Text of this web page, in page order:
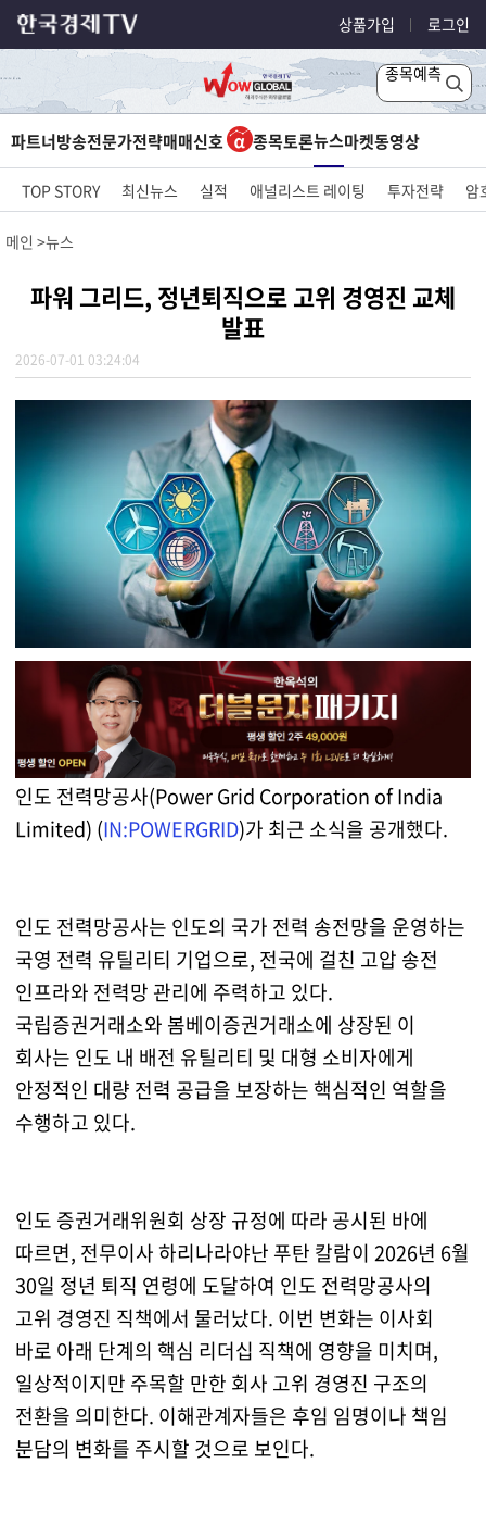
상품가입 로그인
종목예측
파트너방송전문가전략매매신호 종목토론뉴스마켓동영상
TOP STORY 최신뉴스 실적 애널리스트 레이팅 투자전략 암
메인 뉴스
파워 그리드, 정년퇴직으로 고위 경영진 교체
발표
2026-07-01 03:24:04
인도 전력망공사(Power Grid Corporation of India
Limited) (IN:POWERGRID)가 최근 소식을 공개했다.
인도 전력망공사는 인도의 국가 전력 송전망을 운영하는
국영 전력 유틸리티 기업으로, 전국에 걸친 고압 송전
인프라와 전력망 관리에 주력하고 있다.
국립증권거래소와 봄베이증권거래소에 상장된 이
회사는 인도 내 배전 유틸리티 및 대형 소비자에게
안정적인 대량 전력 공급을 보장하는 핵심적인 역할을
수행하고 있다.
인도 증권거래위원회 상장 규정에 따라 공시된 바에
따르면, 전무이사 하리나라야난 푸탄 칼람이 2026년 6월
30일 정년 퇴직 연령에 도달하여 인도 전력망공사의
고위 경영진 직책에서 물러났다. 이번 변화는 이사회
바로 아래 단계의 핵심 리더십 직책에 영향을 미치며,
일상적이지만 주목할 만한 회사 고위 경영진 구조의
전환을 의미한다. 이해관계자들은 후임 임명이나 책임
분담의 변화를 주시할 것으로 보인다.